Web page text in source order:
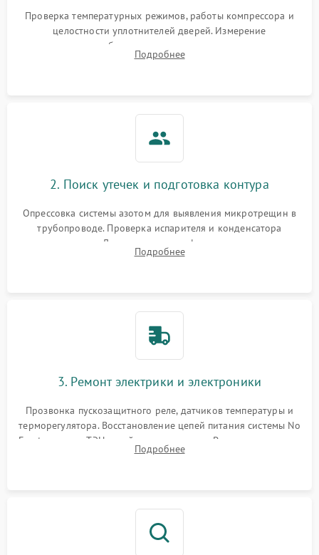
работе
2000 ₽ Подробнее →
1000 ₽
1800 ₽
Проверка температурных режимов, работы компрессора и
целостности уплотнителей дверей. Измерение
сопротивления обмоток мотора, проверка термостата и
считывание кодов ошибок с электронного дисплея.
Подробнее
2. Поиск утечек и подготовка контура
Опрессовка системы азотом для выявления микротрещин в
трубопроводе. Проверка испарителя и конденсатора
течеискателем. Демонтаж старого фильтра-осушителя и
продувка капиллярной трубки для устранения засоров.
Подробнее
3. Ремонт электрики и электроники
Прозвонка пускозащитного реле, датчиков температуры и
терморегулятора. Восстановление цепей питания системы No
Frost, включая ТЭН оттайки и вентилятор. Ремонт или замена
платы управления при сбоях алгоритмов.
Подробнее